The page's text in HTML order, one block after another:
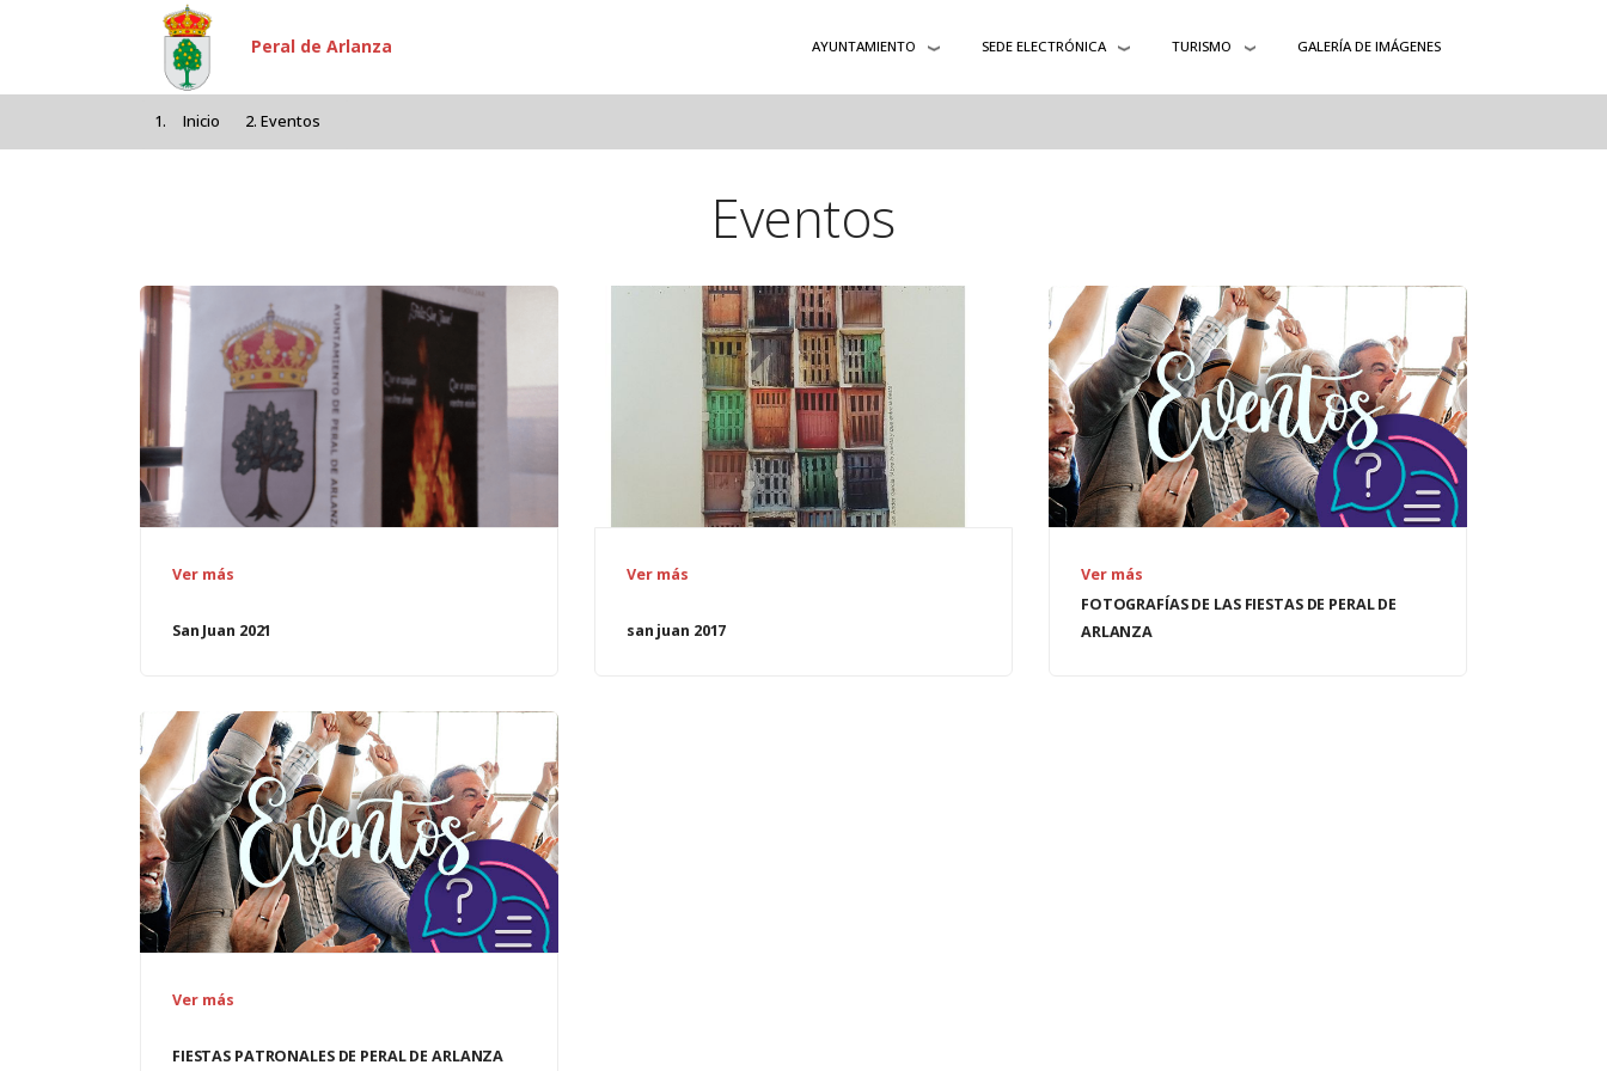
Pasar al contenido principal
Peral de Arlanza AYUNTAMIENTO SEDE ELECTRÓNICA TURISMO GALERÍA DE IMÁGENES
Inicio Eventos
Eventos
Ver más
San Juan 2021
Ver más
san juan 2017
Ver más
FOTOGRAFÍAS DE LAS FIESTAS DE PERAL DE
ARLANZA
Ver más
FIESTAS PATRONALES DE PERAL DE ARLANZA